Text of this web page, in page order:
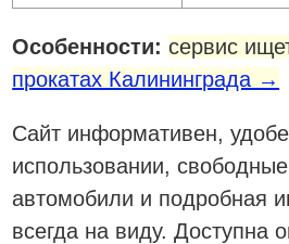
Особенности: сервис
прокатах Калининграда →
Сайт информативен,
использовании,
автомобили и подробная
всегда на виду. Доступна